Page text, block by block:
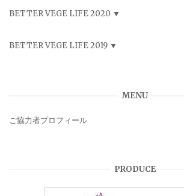
BETTER VEGE LIFE 2020
BETTER VEGE LIFE 2019
MENU
ご協力者プロフィール
PRODUCE